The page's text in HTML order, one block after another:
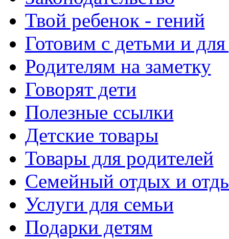
Твой ребенок - гений
Готовим с детьми и для
Родителям на заметку
Говорят дети
Полезные ссылки
Детские товары
Товары для родителей
Семейный отдых и
Услуги для семьи
Подарки детям